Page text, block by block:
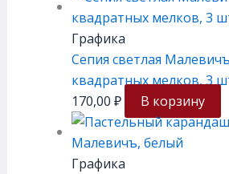
Графика
Сепия светлая
квадратных мелков, 3
170,00 ₽ В корзину
Графика